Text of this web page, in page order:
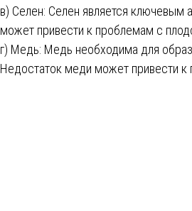
в) Селен: Селен является
может привести к проблемам с
г) Медь: Медь необходима для
Недостаток меди может привести